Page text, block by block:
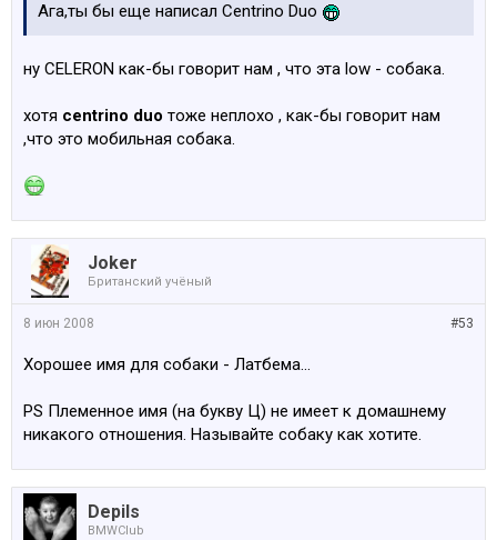
Ага,ты бы еще написал Centrino Duo
ну CELERON как-бы говорит нам , что эта low - собака.
хотя centrino duo тоже неплохо , как-бы говорит нам
,что это мобильная собака.
Joker
Британский учёный
#53
8 июн 2008
Хорошее имя для собаки - Латбема...
PS Племенное имя (на букву Ц) не имеет к домашнему
никакого отношения. Называйте собаку как хотите.
Depils
BMWClub